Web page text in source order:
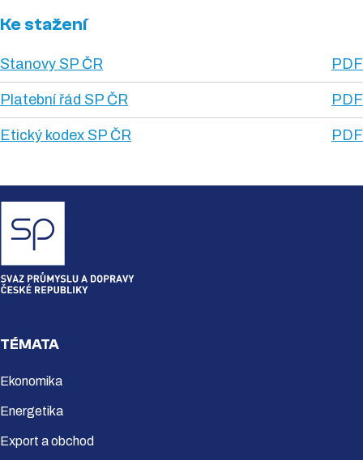
Ke stažení
Stanovy SP ČR PDF
Platební řád SP ČR PDF
Etický kodex SP ČR PDF
TÉMATA
Ekonomika
Energetika
Export a obchod